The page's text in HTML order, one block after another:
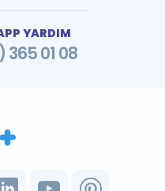
YARDIM
365 01 08